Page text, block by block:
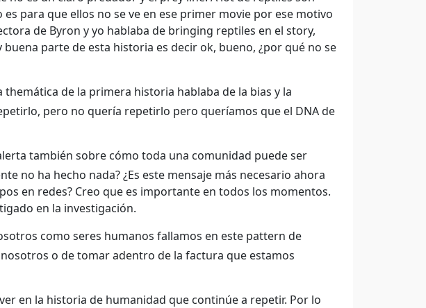
para que ellos no se ve en ese primer movie por ese motivo
de Byron y yo hablaba de bringing reptiles en el story,
parte de esta historia es decir ok, bueno, ¿por qué no se
themática de la primera historia hablaba de la bias y la
pero no quería repetirlo pero queríamos que el DNA de
también sobre cómo toda una comunidad puede ser
no ha hecho nada? ¿Es este mensaje más necesario ahora
en redes? Creo que es importante en todos los momentos.
en la investigación.
como seres humanos fallamos en este pattern de
o de tomar adentro de la factura que estamos
en la historia de humanidad que continúe a repetir. Por lo